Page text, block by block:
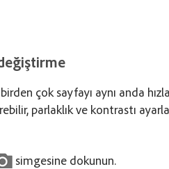
çok sayfayı aynı anda
parlaklık ve kontrastı
simgesine dokunun.